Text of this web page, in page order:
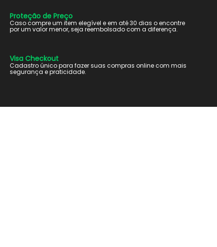
Proteção de Preço
Caso compre um item elegível e em até 30 dias o encontre
por um valor menor, seja reembolsado com a diferença.
Visa Checkout
Cadastro único para fazer suas compras online com mais
segurança e praticidade.